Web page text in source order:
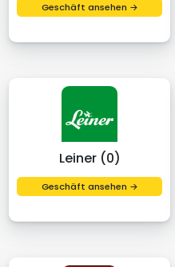
Geschäft ansehen →
Leiner (0)
Geschäft ansehen →